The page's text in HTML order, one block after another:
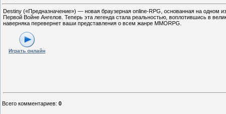
Destiny («Предназначение») — новая браузерная online-RPG, основанная на одном
Первой Войне Ангелов. Теперь эта легенда стала реальностью, воплотившись в
наверняка перевернет ваши представления о всем жанре MMORPG.
Играть онлайн
Всего комментариев: 0